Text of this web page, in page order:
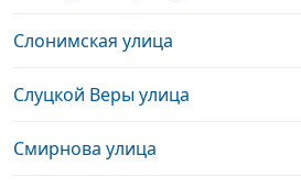
Слонимская улица
Слуцкой Веры улица
Смирнова улица